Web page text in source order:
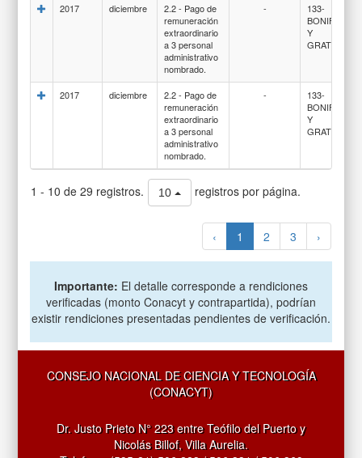
2017 diciembre
2.2 - Pago de
remuneración
extraordinario
a 3 personal
administrativo
nombrado.
-
133-
Y
2017 diciembre
2.2 - Pago de
remuneración
extraordinario
a 3 personal
administrativo
nombrado.
-
133-
Y
1 - 10 de 29 registros. 10 registros por página.
‹ 1 2 3 ›
Importante: El detalle corresponde a rendiciones
verificadas (monto Conacyt y contrapartida), podrían
existir rendiciones presentadas pendientes de verificación.
CONSEJO NACIONAL DE CIENCIA Y TECNOLOGÍA
(CONACYT)
Dr. Justo Prieto N° 223 entre Teófilo del Puerto y
Nicolás Billof, Villa Aurelia.